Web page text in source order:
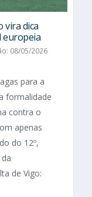
vira dica
europeia
08/05/2026
para a
formalidade
contra o
apenas
do 12º,
de Vigo: